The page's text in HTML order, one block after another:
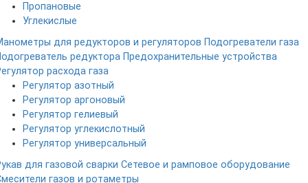
Пропановые
Углекислые
для редукторов и регуляторов Подогреватели газа
редуктора Предохранительные устройства
расхода газа
Регулятор азотный
Регулятор аргоновый
Регулятор гелиевый
Регулятор углекислотный
Регулятор универсальный
для газовой сварки Сетевое и рамповое оборудование
газов и ротаметры